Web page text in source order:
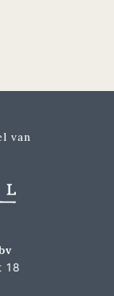
van
18